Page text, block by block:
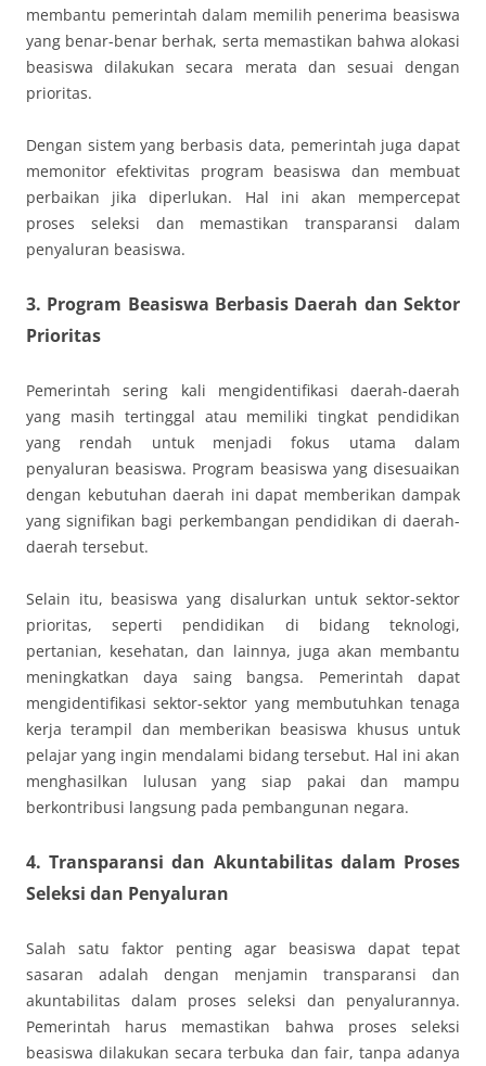
membantu pemerintah dalam memilih penerima beasiswa
yang benar-benar berhak, serta memastikan bahwa alokasi
beasiswa dilakukan secara merata dan sesuai dengan
prioritas.
Dengan sistem yang berbasis data, pemerintah juga dapat
memonitor efektivitas program beasiswa dan membuat
perbaikan jika diperlukan. Hal ini akan mempercepat
proses seleksi dan memastikan transparansi dalam
penyaluran beasiswa.
3. Program Beasiswa Berbasis Daerah dan Sektor
Prioritas
Pemerintah sering kali mengidentifikasi daerah-daerah
yang masih tertinggal atau memiliki tingkat pendidikan
yang rendah untuk menjadi fokus utama dalam
penyaluran beasiswa. Program beasiswa yang disesuaikan
dengan kebutuhan daerah ini dapat memberikan dampak
yang signifikan bagi perkembangan pendidikan di daerah-
daerah tersebut.
Selain itu, beasiswa yang disalurkan untuk sektor-sektor
prioritas, seperti pendidikan di bidang teknologi,
pertanian, kesehatan, dan lainnya, juga akan membantu
meningkatkan daya saing bangsa. Pemerintah dapat
mengidentifikasi sektor-sektor yang membutuhkan tenaga
kerja terampil dan memberikan beasiswa khusus untuk
pelajar yang ingin mendalami bidang tersebut. Hal ini akan
menghasilkan lulusan yang siap pakai dan mampu
berkontribusi langsung pada pembangunan negara.
4. Transparansi dan Akuntabilitas dalam Proses
Seleksi dan Penyaluran
Salah satu faktor penting agar beasiswa dapat tepat
sasaran adalah dengan menjamin transparansi dan
akuntabilitas dalam proses seleksi dan penyalurannya.
Pemerintah harus memastikan bahwa proses seleksi
beasiswa dilakukan secara terbuka dan fair, tanpa adanya